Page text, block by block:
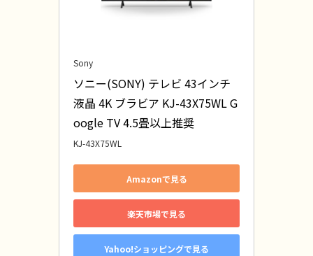
Sony
ソニー(SONY) テレビ 43インチ
液晶 4K ブラビア KJ-43X75WL G
oogle TV 4.5畳以上推奨
KJ-43X75WL
Amazonで見る
楽天市場で見る
Yahoo!ショッピングで見る